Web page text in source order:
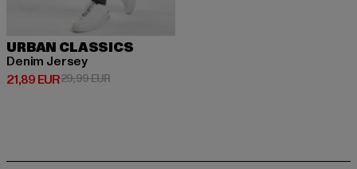
URBAN CLASSICS
Denim Jersey
21,89 EUR
Prix courant: 21,89 EUR
29,99 EURPrix en promotion: 29,99 EUR